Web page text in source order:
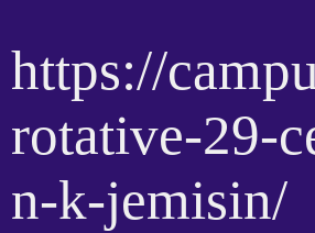
https://
rotative-29-
n-k-jemisin/